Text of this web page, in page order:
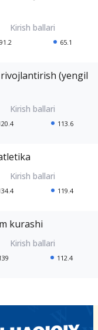
91.2 65.1
(yengil
113.6
119.4
kurashi
112.4